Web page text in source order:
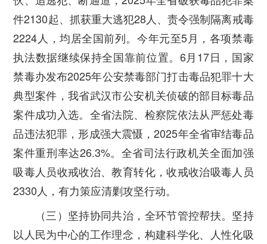
件2130起、抓获重大逃犯28人、责令强制隔离戒毒
2224人，均居全国前列。今年元至5月，各项禁毒
执法数据继续保持全国靠前位置。6月17日，国家
禁毒办发布2025年公安禁毒部门打击毒品犯罪十大
典型案件，我省武汉市公安机关侦破的部目标毒品
案件成功入选。全省法院、检察院依法从严惩处毒
品违法犯罪，形成强大震慑，2025年全省审结毒品
案件重刑率达26.3%。全省司法行政机关全面加强
吸毒人员收戒收治、教育转化，收戒收治吸毒人员
2330人，有力策应清剿攻坚行动。
（三）坚持协同共治，全环节管控帮扶。 坚持
以人民为中心的工作理念，构建科学化、人性化吸